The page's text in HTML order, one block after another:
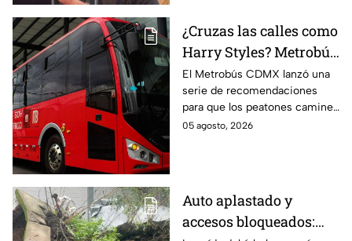
¿Cruzas las calles como
Harry Styles? Metrobús
lanza
recomendaciones de
seguridad para
peatones en CDMX
El Metrobús CDMX lanzó una
serie de recomendaciones
para que los peatones caminen
y crucen las calles con
05 agosto, 2026
Auto aplastado y
accesos bloqueados: